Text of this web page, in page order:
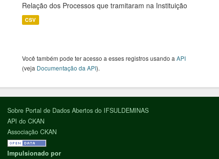
Relação dos Processos que tramitaram na Instituição
CSV
Você também pode ter acesso a esses registros usando a API
(veja Documentação da API).
Sobre Portal de Dados Abertos do IFSULDEMINAS
API do CKAN
Associação CKAN
Impulsionado por